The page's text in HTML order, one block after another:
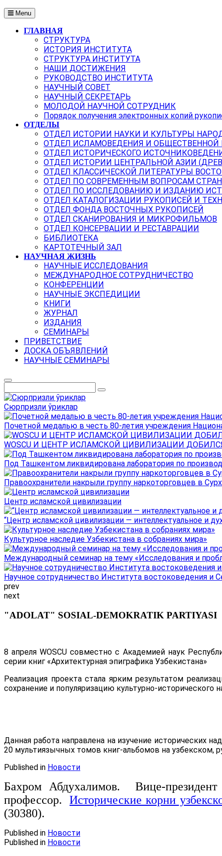
Menu
ГЛАВНАЯ
СТРУКТУРА
ИСТОРИЯ ИНСТИТУТА
СТРУКТУРА ИНСТИТУТА
НАШИ ДОСТИЖЕНИЯ
РУКОВОДСТВО ИНСТИТУТА
НАУЧНЫЙ СОВЕТ
НАУЧНЫЙ СЕКРЕТАРЬ
МОЛОДОЙ НАУЧНОЙ СОТРУДНИК
Порядок получения электронных копий
ОТДЕЛЫ
ОТДЕЛ ИСТОРИИ НАУКИ И КУЛЬТУРЫ
ОТДЕЛ ИСЛАМОВЕДЕНИЯ И
ОТДЕЛ ИСТОРИЧЕСКОГО
ОТДЕЛ ИСТОРИИ ЦЕНТРАЛЬНОЙ АЗИИ
ОТДЕЛ КЛАССИЧЕСКОЙ ЛИТЕРАТУРЫ
ОТДЕЛ ПО СОВРЕМЕННЫМ ВОПРОСАМ
ОТДЕЛ ПО ИССЛЕДОВАНИЮ И ИЗДАНИЮ
ОТДЕЛ КАТАЛОГИЗАЦИИ РУКОПИСЕЙ И
ОТДЕЛ ФОНДА ВОСТОЧНЫХ РУКОПИСЕЙ
ОТДЕЛ СКАНИРОВАНИЯ И МИКРОФИЛЬМОВ
ОТДЕЛ КОНСЕРВАЦИИ И РЕСТАВРАЦИИ
БИБЛИОТЕКА
КАРТОТЕЧНЫЙ ЗАЛ
НАУЧНАЯ ЖИЗНЬ
НАУЧНЫЕ ИССЛЕДОВАНИЯ
МЕЖДУНАРОДНОЕ СОТРУДНИЧЕСТВО
КОНФЕРЕНЦИИ
НАУЧНЫЕ ЭКСПЕДИЦИИ
КНИГИ
ЖУРНАЛ
ИЗДАНИЯ
СЕМИНАРЫ
ПРИВЕТСТВИЕ
ДОСКА ОБЪЯВЛЕНИЙ
НАУЧНЫЕ СЕМИНАРЫ
Сюрпризли ўриклар
Почетной медалью в честь 80-летия учреждения
WOSCU И ЦЕНТР ИСЛАМСКОЙ ЦИВИЛИЗАЦИИ
Под Ташкентом ликвидирована лаборатория по
Правоохранители накрыли группу наркоторговцев в
Центр исламской цивилизации
“Центр исламской цивилизации — интеллектуальное и
Культурное наследие Узбекистана в собраниях мира»
Международный семинар на тему «Исследования и
Научное сотрудничество Института востоковедения и
prev
next
"ADOLAT" SOSIAL-DEMOKRATIK PARTIYASI
8 апреля WOSCU совместно с Академией наук
серии книг «Архитектурная эпиграфика Узбекистана»
Реализация проекта стала ярким результатом
сохранение и популяризацию культурно-исторического
Данная работа направлена на изучение исторических
20 мультиязычных томов книг-альбомов на узбекском,
Published in Новости
Бахром Абдухалимов. Вице-президент
профессор.Исторические корни
(30380).
Published in Новости
Published in Новости